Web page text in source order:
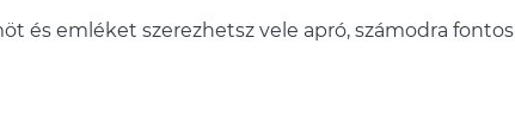
és emléket szerezhetsz vele apró, számodra fontos